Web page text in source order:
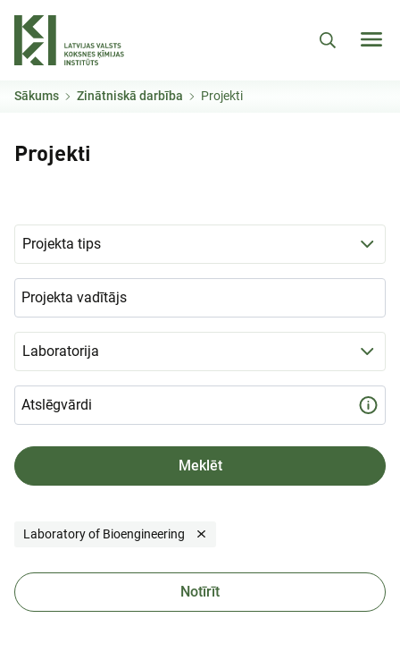
Sākums Zinātniskā darbība Projekti
Projekti
Projekta tips
Laboratorija
Laboratory of Bioengineering